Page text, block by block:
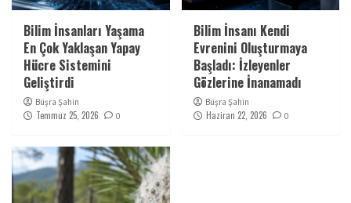
Bilim İnsanları Yaşama
En Çok Yaklaşan Yapay
Hücre Sistemini
Geliştirdi
Büşra Şahin
Temmuz 25, 2026 0
Bilim İnsanı Kendi
Evrenini Oluşturmaya
Başladı: İzleyenler
Gözlerine İnanamadı
Büşra Şahin
Haziran 22, 2026 0